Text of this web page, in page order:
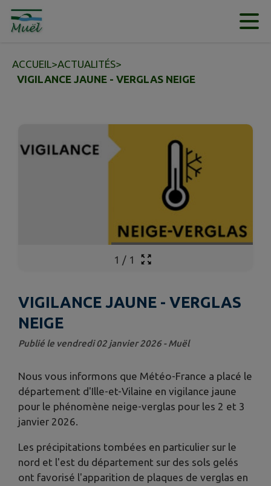
Contenu
ACCUEIL>ACTUALITÉS>
VIGILANCE JAUNE - VERGLAS NEIGE
1 / 1
VIGILANCE JAUNE - VERGLAS
NEIGE
Publié le vendredi 02 janvier 2026 - Muël
Nous vous informons que Météo-France a placé le
département d'Ille-et-Vilaine en vigilance jaune
pour le phénomène neige-verglas pour les 2 et 3
janvier 2026.
Les précipitations tombées en particulier sur le
nord et l'est du département sur des sols gelés
ont favorisé l'apparition de plaques de verglas en